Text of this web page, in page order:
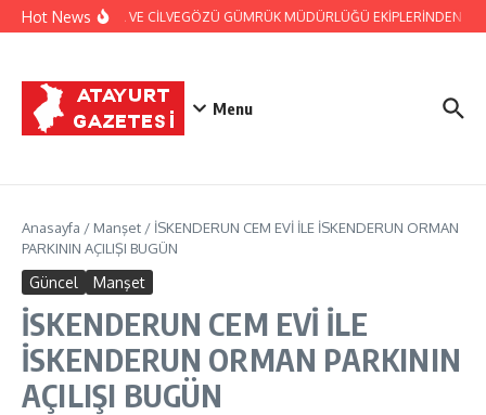
İçeriğe atla
Hot News
JANDARMA VE CİLVEGÖZÜ GÜMRÜK MÜDÜRLÜĞÜ EKİPLERİNDEN
Menu
Anasayfa / Manşet / İSKENDERUN CEM EVİ İLE İSKENDERUN ORMAN
PARKININ AÇILIŞI BUGÜN
Güncel Manşet
İSKENDERUN CEM EVİ İLE
İSKENDERUN ORMAN PARKININ
AÇILIŞI BUGÜN